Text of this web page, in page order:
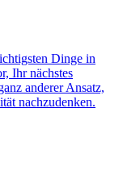
Dinge in
Ihr nächstes
anderer Ansatz,
nachzudenken.